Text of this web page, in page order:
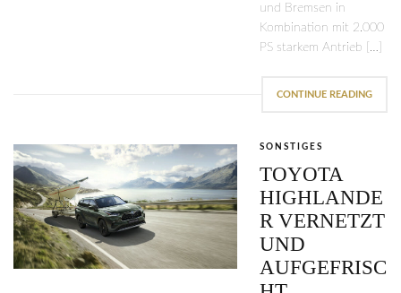
und Bremsen in
Kombination mit 2.000
PS starkem Antrieb […]
CONTINUE READING
SONSTIGES
TOYOTA
HIGHLANDE
R VERNETZT
UND
AUFGEFRISC